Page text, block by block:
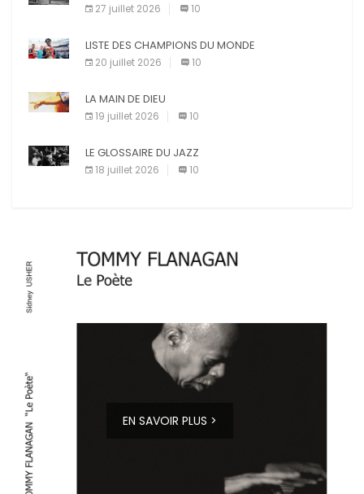
27 juillet 2026 10
LISTE DES CHAMPIONS DU MONDE
20 juillet 2026 10
LA MAIN DE DIEU
19 juillet 2026 10
LE GLOSSAIRE DU JAZZ
18 juillet 2026 10
EN SAVOIR PLUS >